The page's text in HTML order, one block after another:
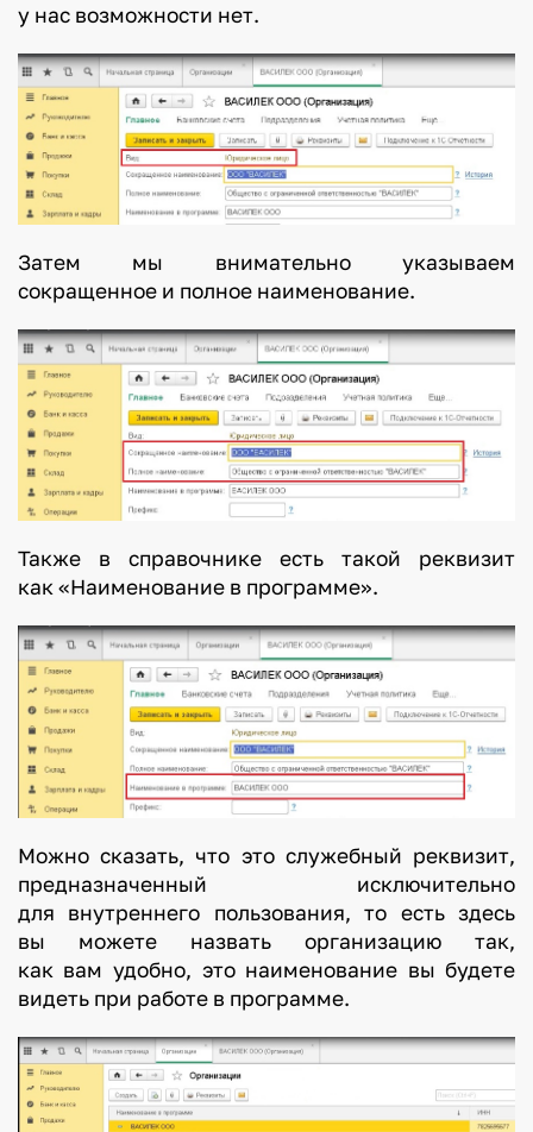
у нас возможности нет.
Затем мы внимательно указываем
сокращенное и полное наименование.
Также в справочнике есть такой реквизит
как «Наименование в программе».
Можно сказать, что это служебный реквизит,
предназначенный исключительно
для внутреннего пользования, то есть здесь
вы можете назвать организацию так,
как вам удобно, это наименование вы будете
видеть при работе в программе.